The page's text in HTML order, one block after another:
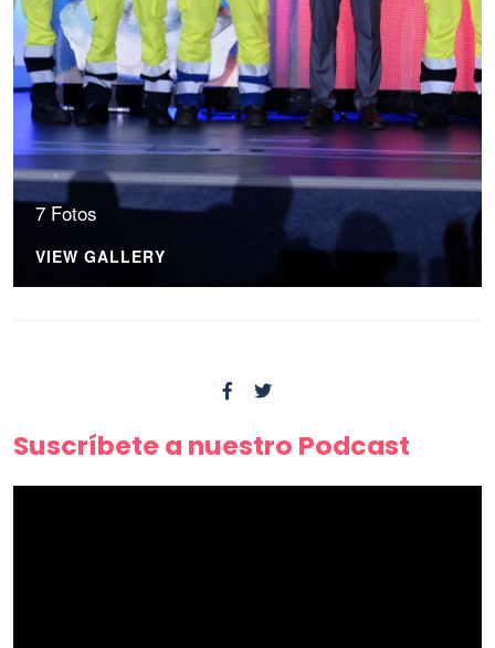
7 Fotos
VIEW GALLERY
Suscríbete a nuestro Podcast